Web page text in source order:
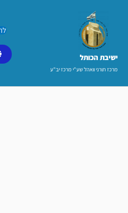
ישיבת הכותל​
מרכז תורני וואהל שע"י מרכז יב"ע